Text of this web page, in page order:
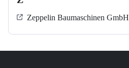
Zeppelin Baumaschinen GmbH